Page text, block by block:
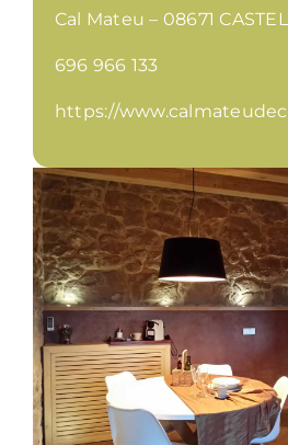
Cal Mateu – 08671
696 966 133
https://